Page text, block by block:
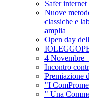
Safer internet
Nuove
classiche e
amplia
Open day
4 Novembre
Incontro
Premiazione
"I
" Una